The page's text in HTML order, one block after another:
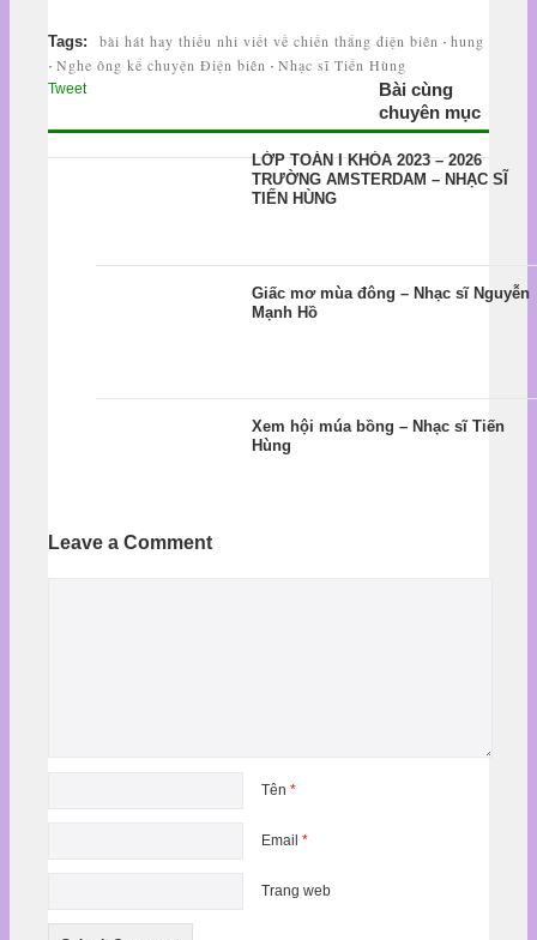
Tags: bài hát hay thiếu nhi viết về chiến thắng điện biên ·hung
·Nghe ông kể chuyện Điện biên ·Nhạc sĩ Tiến Hùng
Tweet
Bài cùng
chuyên mục
LỚP TOÁN I KHÓA 2023 – 2026
TRƯỜNG AMSTERDAM – NHẠC SĨ
TIẾN HÙNG
Giấc mơ mùa đông – Nhạc sĩ Nguyễn
Mạnh Hồ
Xem hội múa bồng – Nhạc sĩ Tiến
Hùng
Leave a Comment
Tên*
Email*
Trang web